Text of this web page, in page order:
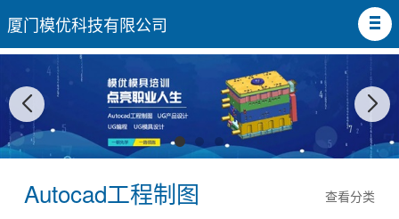
厦门模优科技有限公司
查看分类
Autocad工程制图